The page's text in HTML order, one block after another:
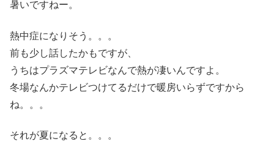
暑いですねー。
熱中症になりそう。。。
前も少し話したかもですが、
うちはプラズマテレビなんで熱が凄いんですよ。
冬場なんかテレビつけてるだけで暖房いらずですから
ね。。。
それが夏になると。。。